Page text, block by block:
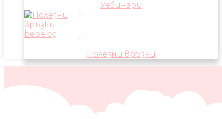
Уебинари
Полезни връзки